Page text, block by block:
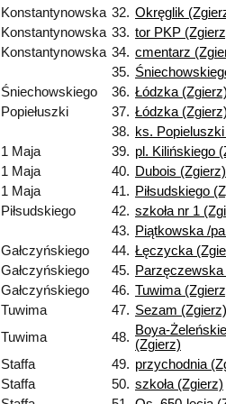
Konstantynowska 32. Okręglik
Konstantynowska 33. tor PKP
Konstantynowska 34. cmentarz
35.
Śniechowskiego
36. Łódzka
Popiełuszki
37. Łódzka
38. ks.
1 Maja
39. pl. Kilińskiego
1 Maja
40. Dubois (Zgierz)
1 Maja
41. Piłsudskiego
Piłsudskiego
42. szkoła nr 1
43. Piątkowska /
Gałczyńskiego
44. Łęczycka
Gałczyńskiego
45.
Gałczyńskiego
46. Tuwima
Tuwima
47. Sezam (Zgierz)
Tuwima
48. Boya-
(Zgierz)
Staffa
49. przychodnia
Staffa
50. szkoła (Zgierz)